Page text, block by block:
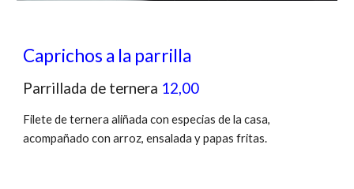
Caprichos a la parrilla
Parrillada de ternera 12,00
Filete de ternera aliñada con especias de la casa,
acompañado con arroz, ensalada y papas fritas.